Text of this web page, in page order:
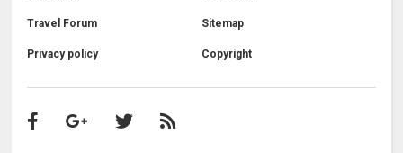
Travel Forum Sitemap
Privacy policy Copyright